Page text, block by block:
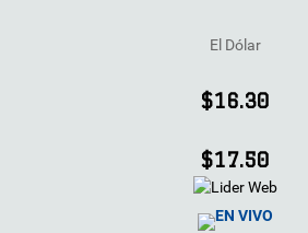
El Dólar
$16.30
$17.50
EN VIVO